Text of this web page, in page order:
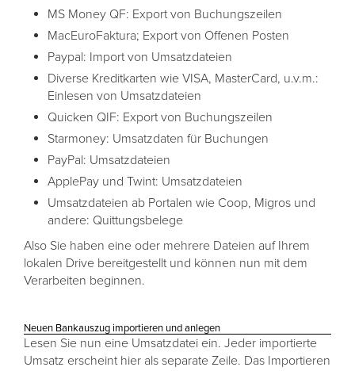
MS Money QF: Export von Buchungszeilen
MacEuroFaktura; Export von Offenen Posten
Paypal: Import von Umsatzdateien
Diverse Kreditkarten wie VISA, MasterCard, u.v.m.:
Einlesen von Umsatzdateien
Quicken QIF: Export von Buchungszeilen
Starmoney: Umsatzdaten für Buchungen
PayPal: Umsatzdateien
ApplePay und Twint: Umsatzdateien
Umsatzdateien ab Portalen wie Coop, Migros und
andere: Quittungsbelege
Also Sie haben eine oder mehrere Dateien auf Ihrem
lokalen Drive bereitgestellt und können nun mit dem
Verarbeiten beginnen.
Neuen Bankauszug importieren und anlegen
Lesen Sie nun eine Umsatzdatei ein. Jeder importierte
Umsatz erscheint hier als separate Zeile. Das Importieren